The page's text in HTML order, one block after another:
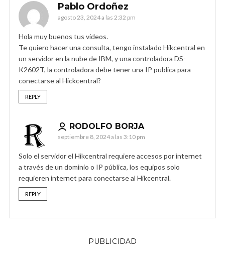
Pablo Ordoñez
agosto 23, 2024 a las 2:32 pm
Hola muy buenos tus videos.
Te quiero hacer una consulta, tengo instalado Hikcentral en
un servidor en la nube de IBM, y una controladora DS-
K2602T, la controladora debe tener una IP publica para
conectarse al Hickcentral?
REPLY
RODOLFO BORJA
septiembre 8, 2024 a las 3:10 pm
Solo el servidor el Hikcentral requiere accesos por internet
a través de un dominio o IP pública, los equipos solo
requieren internet para conectarse al Hikcentral.
REPLY
PUBLICIDAD